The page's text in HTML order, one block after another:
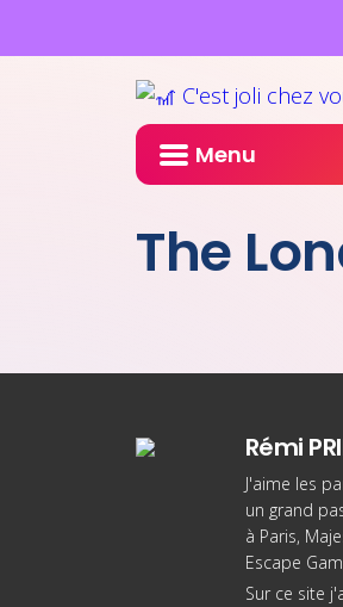
Menu
The
Rémi
J'aime les
un grand
à Paris,
Escape
Sur ce site